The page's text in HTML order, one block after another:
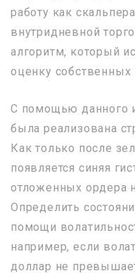
работу как
внутридневной
алгоритм, который
оценку собственных
С помощью данного
была реализована
Как только после
появляется синяя
отложенных ордера
Определить
помощи
например, если
доллар не